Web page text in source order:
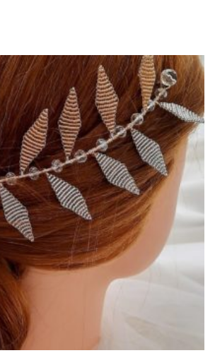
LES
OPTIONS
PEUVENT
ÊTRE
CHOISIES
SUR
LA
PAGE
DU
PRODUIT
de souhaits